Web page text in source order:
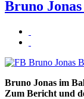
Bruno
Bruno Jonas im
Zum Bericht und